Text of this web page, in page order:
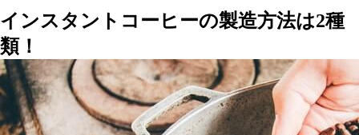
インスタントコーヒーの製造方法は2種
類！